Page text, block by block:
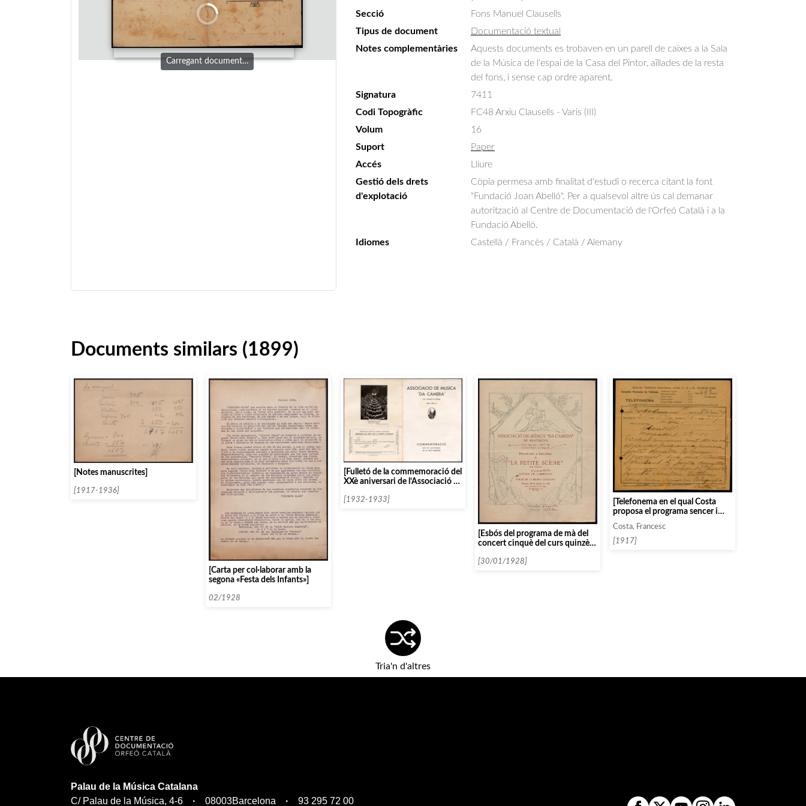
Carregant document…
Secció
Fons Manuel Clausells
Tipus de document
Documentació textual
Notes complementàries
Aquests documents es trobaven en un parell de caixes a la Sala
de la Música de l'espai de la Casa del Pintor, aïllades de la resta
del fons, i sense cap ordre aparent.
Signatura
7411
Codi Topogràfic
FC48 Arxiu Clausells - Varis (III)
Volum
16
Suport
Paper
Accés
Lliure
Gestió dels drets
d'explotació
Còpia permesa amb finalitat d'estudi o recerca citant la font
"Fundació Joan Abelló". Per a qualsevol altre ús cal demanar
autorització al Centre de Documentació de l'Orfeó Català i a la
Fundació Abelló.
Idiomes
Castellà / Francès / Català / Alemany
Documents similars (1899)
[Notes manuscrites]
[1917-1936]
[Carta per col·laborar amb la
segona «Festa dels Infants»]
02/1928
[Fulletó de la commemoració del
XXè aniversari de l’Associació de
Barcelona]
[1932-1933]
[Esbós del programa de mà del
concert cinquè del curs quinzè,
[30/01/1928]
[Telefonema en el qual Costa
proposa el programa sencer i
també especifica el catxet que
demana per a la seva actuació]
Costa, Francesc
[1917]
Tria'n d'altres
Palau de la Música Catalana
C/ Palau de la Música, 4-6
08003Barcelona 93 295 72 00